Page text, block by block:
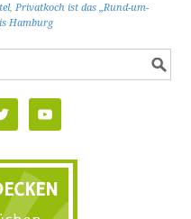
,Privatkoch ist das „Rund-um-
Hamburg